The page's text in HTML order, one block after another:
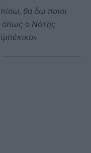
θα δω ποιοι
όπως ο Νότης